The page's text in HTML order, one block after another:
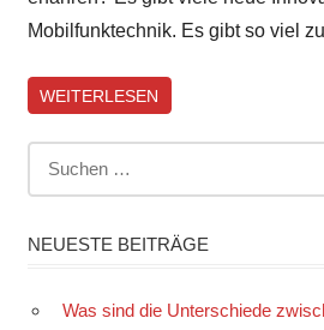
Mobilfunktechnik. Es gibt so viel zu
WEITERLESEN
NEUESTE BEITRÄGE
Was sind die Unterschiede